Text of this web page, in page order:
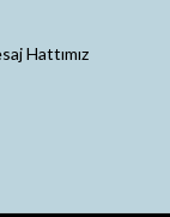
Hattımız